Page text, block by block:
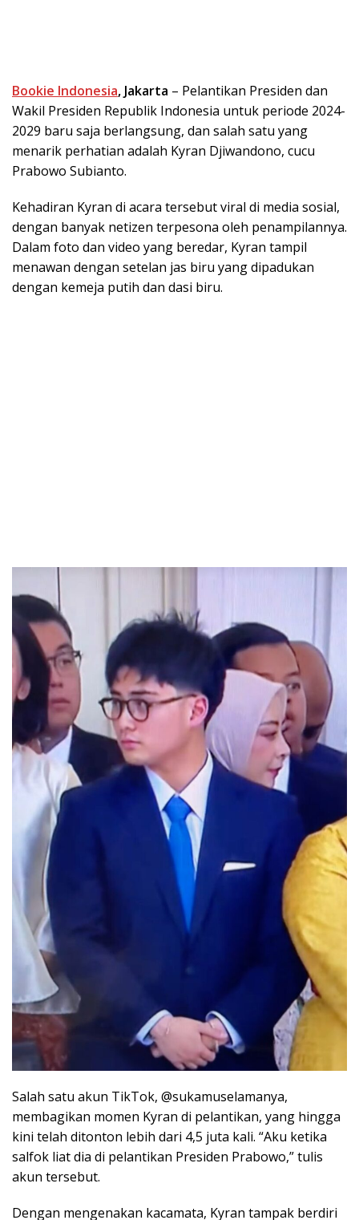
Bookie Indonesia, Jakarta – Pelantikan Presiden dan
Wakil Presiden Republik Indonesia untuk periode 2024-
2029 baru saja berlangsung, dan salah satu yang
menarik perhatian adalah Kyran Djiwandono, cucu
Prabowo Subianto.
Kehadiran Kyran di acara tersebut viral di media sosial,
dengan banyak netizen terpesona oleh penampilannya.
Dalam foto dan video yang beredar, Kyran tampil
menawan dengan setelan jas biru yang dipadukan
dengan kemeja putih dan dasi biru.
Salah satu akun TikTok, @sukamuselamanya,
membagikan momen Kyran di pelantikan, yang hingga
kini telah ditonton lebih dari 4,5 juta kali. “Aku ketika
salfok liat dia di pelantikan Presiden Prabowo,” tulis
akun tersebut.
Dengan mengenakan kacamata, Kyran tampak berdiri